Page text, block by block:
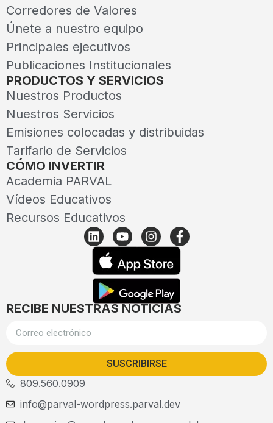
Corredores de Valores
Únete a nuestro equipo
Principales ejecutivos
Publicaciones Institucionales
PRODUCTOS Y SERVICIOS
Nuestros Productos
Nuestros Servicios
Emisiones colocadas y distribuidas
Tarifario de Servicios
CÓMO INVERTIR
Academia PARVAL
Vídeos Educativos
Recursos Educativos
RECIBE NUESTRAS NOTICIAS
SUSCRIBIRSE
809.560.0909
info@parval-wordpress.parval.dev